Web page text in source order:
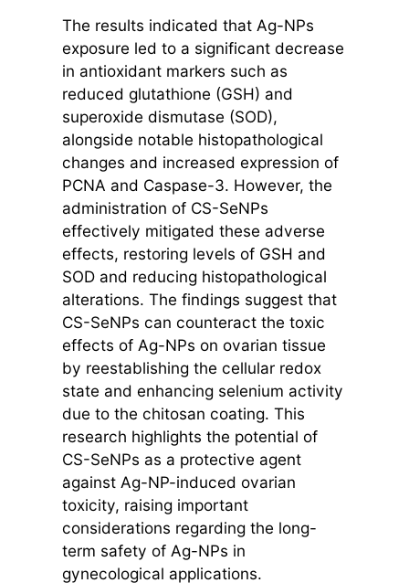
The results indicated that Ag-NPs
exposure led to a significant decrease
in antioxidant markers such as
reduced glutathione (GSH) and
superoxide dismutase (SOD),
alongside notable histopathological
changes and increased expression of
PCNA and Caspase-3. However, the
administration of CS-SeNPs
effectively mitigated these adverse
effects, restoring levels of GSH and
SOD and reducing histopathological
alterations. The findings suggest that
CS-SeNPs can counteract the toxic
effects of Ag-NPs on ovarian tissue
by reestablishing the cellular redox
state and enhancing selenium activity
due to the chitosan coating. This
research highlights the potential of
CS-SeNPs as a protective agent
against Ag-NP-induced ovarian
toxicity, raising important
considerations regarding the long-
term safety of Ag-NPs in
gynecological applications.